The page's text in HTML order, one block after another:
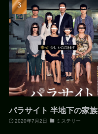
パラサイト 半地下の家族
2020年7月2日 ミステリー